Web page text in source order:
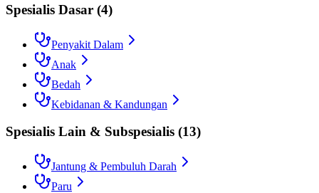
Spesialis Dasar (4)
Penyakit Dalam
Anak
Bedah
Kebidanan & Kandungan
Spesialis Lain & Subspesialis (13)
Jantung & Pembuluh Darah
Paru